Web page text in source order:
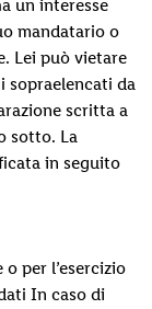
un interesse
mandatario o
Lei può vietare
sopraelencati da
scritta a
sotto. La
in seguito
per l’esercizio
In caso di